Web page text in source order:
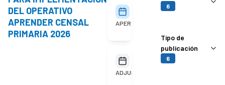
DEL OPERATIVO
APRENDER CENSAL
PRIMARIA 2026
APERTURA
18/08/2026
ADJUDICACIÓN
No
6
Tipo de
publicación
6